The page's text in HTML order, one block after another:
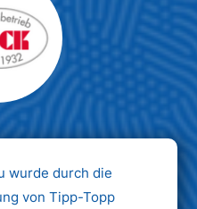
wurde durch die
von Tipp-Topp